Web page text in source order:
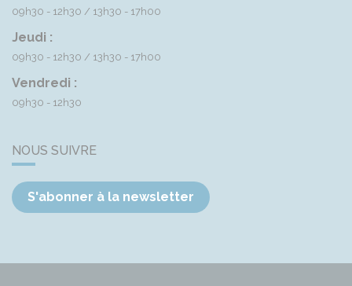
09h30 - 12h30 13h30 - 17h00
Jeudi :
09h30 - 12h30 13h30 - 17h00
Vendredi :
09h30 - 12h30
NOUS SUIVRE
S'abonner à la newsletter